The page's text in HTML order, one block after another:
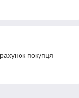
покупця